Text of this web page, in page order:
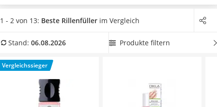
Nackenmassagegerät
Zeckenschutz Katze
Philips-Sonicare-Zahnbürste
Mineralfutter Pferd
Massagegerät
sind laut vielen Rillenfüller-Tests im InternetRillenfüller in
Form von Nagellacken. Sie suchen einen besonders
ohne Parabeneaus unserer Vergleichstabelle, um den
hat uns hier im August 2026 besonders das Modell
Alessandro Spa Rillenfüller
1 - 2 von 13: Beste Rillenfüller im Vergleich
Stand: 06.08.2026 Produkte filtern
Vergleichssieger